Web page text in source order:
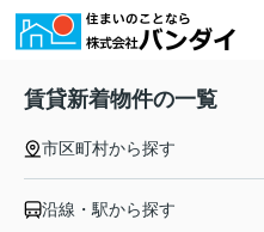
賃貸新着物件の一覧
市区町村から探す
沿線・駅から探す